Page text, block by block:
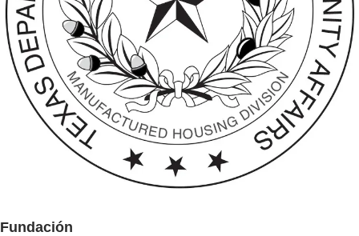
Fundación